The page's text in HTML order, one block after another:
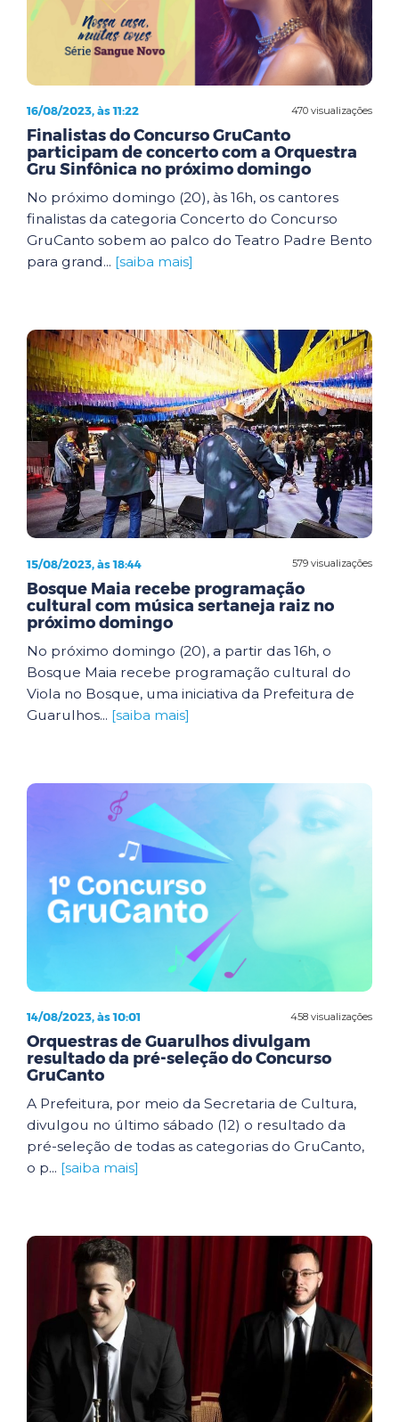
470 visualizações
16/08/2023, às 11:22
Finalistas do Concurso GruCanto
participam de concerto com a Orquestra
Gru Sinfônica no próximo domingo
No próximo domingo (20), às 16h, os cantores
finalistas da categoria Concerto do Concurso
GruCanto sobem ao palco do Teatro Padre Bento
para grand... [saiba mais]
579 visualizações
15/08/2023, às 18:44
Bosque Maia recebe programação
cultural com música sertaneja raiz no
próximo domingo
No próximo domingo (20), a partir das 16h, o
Bosque Maia recebe programação cultural do
Viola no Bosque, uma iniciativa da Prefeitura de
Guarulhos... [saiba mais]
458 visualizações
14/08/2023, às 10:01
Orquestras de Guarulhos divulgam
resultado da pré-seleção do Concurso
GruCanto
A Prefeitura, por meio da Secretaria de Cultura,
divulgou no último sábado (12) o resultado da
pré-seleção de todas as categorias do GruCanto,
o p... [saiba mais]